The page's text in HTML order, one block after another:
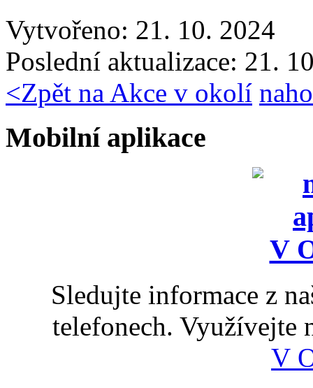
Vytvořeno: 21. 10. 2024
Poslední aktualizace: 21.
<Zpět na Akce v okolí
Mobilní aplikace
Sledujte informace z
telefonech. Využívejte
V